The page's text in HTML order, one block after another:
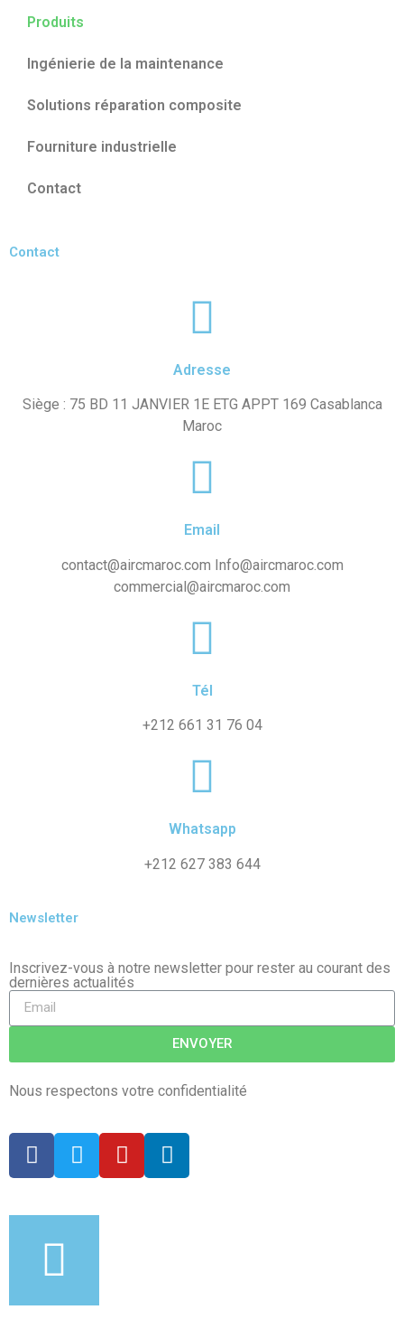
Produits
Ingénierie de la maintenance
Solutions réparation composite
Fourniture industrielle
Contact
Contact
Adresse
Siège : 75 BD 11 JANVIER 1E ETG APPT 169 Casablanca
Maroc
Email
contact@aircmaroc.com Info@aircmaroc.com
commercial@aircmaroc.com
Tél
+212 661 31 76 04
Whatsapp
+212 627 383 644
Newsletter
Inscrivez-vous à notre newsletter pour rester au courant des
dernières actualités
ENVOYER
Nous respectons votre confidentialité